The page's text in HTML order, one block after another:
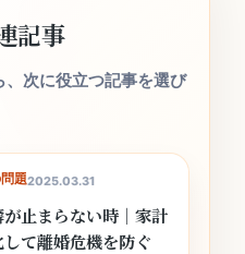
記事
次に役立つ記事を選び
題2025.03.31
止まらない時｜家計
て離婚危機を防ぐ